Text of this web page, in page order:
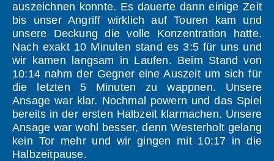
auszeichnen konnte. Es dauerte dann einige Zeit
bis unser Angriff wirklich auf Touren kam und
unsere Deckung die volle Konzentration hatte.
Nach exakt 10 Minuten stand es 3:5 für uns und
wir kamen langsam in Laufen. Beim Stand von
10:14 nahm der Gegner eine Auszeit um sich für
die letzten 5 Minuten zu wappnen. Unsere
Ansage war klar. Nochmal powern und das Spiel
bereits in der ersten Halbzeit klarmachen. Unsere
Ansage war wohl besser, denn Westerholt gelang
kein Tor mehr und wir gingen mit 10:17 in die
Halbzeitpause.